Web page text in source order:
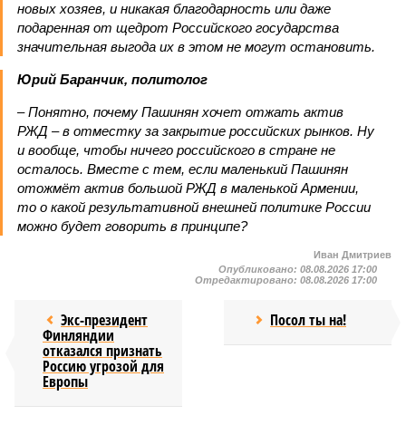
новых хозяев, и никакая благодарность или даже
подаренная от щедрот Российского государства
значительная выгода их в этом не могут остановить.
Юрий Баранчик, политолог
– Понятно, почему Пашинян хочет отжать актив
РЖД – в отместку за закрытие российских рынков. Ну
и вообще, чтобы ничего российского в стране не
осталось. Вместе с тем, если маленький Пашинян
отожмёт актив большой РЖД в маленькой Армении,
то о какой результативной внешней политике России
можно будет говорить в принципе?
Иван Дмитриев
Опубликовано: 08.08.2026 17:00
Отредактировано: 08.08.2026 17:00
Экс-президент
Финляндии
отказался признать
Россию угрозой для
Европы
Посол ты на!